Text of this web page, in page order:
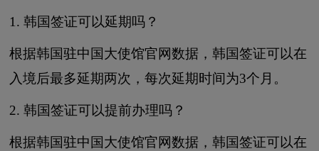
1. 韩国签证可以延期吗？
根据韩国驻中国大使馆官网数据，韩国签证可以在
入境后最多延期两次，每次延期时间为3个月。
2. 韩国签证可以提前办理吗？
根据韩国驻中国大使馆官网数据，韩国签证可以在